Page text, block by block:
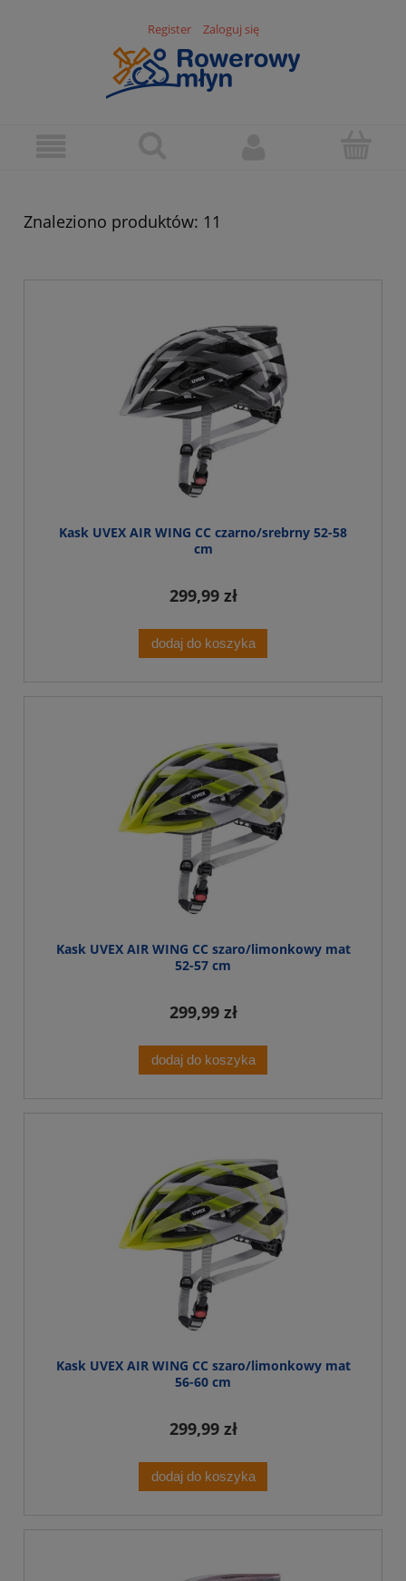
Register Zaloguj się
Znaleziono produktów: 11
Kask UVEX AIR WING CC czarno/srebrny 52-58
cm
299,99 zł
dodaj do koszyka
Kask UVEX AIR WING CC szaro/limonkowy mat
52-57 cm
299,99 zł
dodaj do koszyka
Kask UVEX AIR WING CC szaro/limonkowy mat
56-60 cm
299,99 zł
dodaj do koszyka